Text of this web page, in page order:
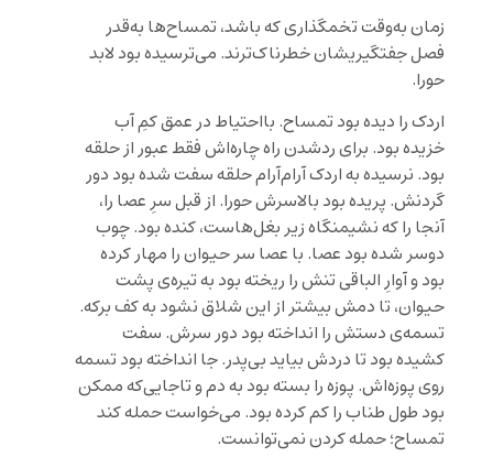
زمان به‌وقت تخمگذاری که باشد، تمساح‌ها به‌قدر
فصل جفتگیریشان خطرناک‌ترند. می‌ترسیده بود لابد
حورا.
اردک را دیده بود تمساح. بااحتیاط در عمق کمِ ‌آب
خزیده بود. برای ردشدن راه چاره‌اش فقط عبور از حلقه
بود. نرسیده به اردک آرام‌آرام حلقه سفت شده بود دور
گردنش. پریده بود بالاسرش حورا. از قبل سرِ عصا را،
آنجا را که نشیمنگاه زیر بغل‌هاست، کنده بود. چوب
دوسر شده بود عصا. با عصا سر حیوان را مهار کرده
بود و آوارِ الباقی تنش را ریخته بود به تیره‌ی پشت
حیوان، تا دمش بیشتر از این شلاق نشود به کف برکه.
تسمه‌ی دستش را انداخته بود دور سرش. سفت
کشیده بود تا دردش بیاید بی‌پدر. جا انداخته بود تسمه
روی پوزه‌اش. پوزه را بسته بود به دم و تاجایی‌که ممکن
بود طول طناب را کم کرده بود. می‌خواست حمله کند
تمساح؛ حمله کردن نمی‌توانست.